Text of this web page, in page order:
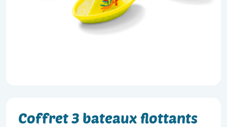
Coffret 3 bateaux flottants